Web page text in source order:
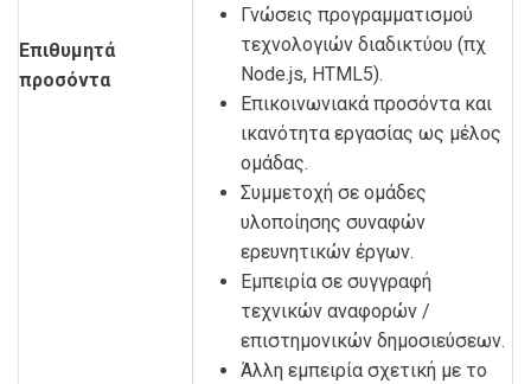
Επιθυμητά
προσόντα
Γνώσεις προγραμματισμού
τεχνολογιών διαδικτύου (πχ
Node.js, HTML5).
Επικοινωνιακά προσόντα και
ικανότητα εργασίας ως μέλος
ομάδας.
Συμμετοχή σε ομάδες
υλοποίησης συναφών
ερευνητικών έργων.
Εμπειρία σε συγγραφή
τεχνικών αναφορών /
επιστημονικών δημοσιεύσεων.
Άλλη εμπειρία σχετική με το